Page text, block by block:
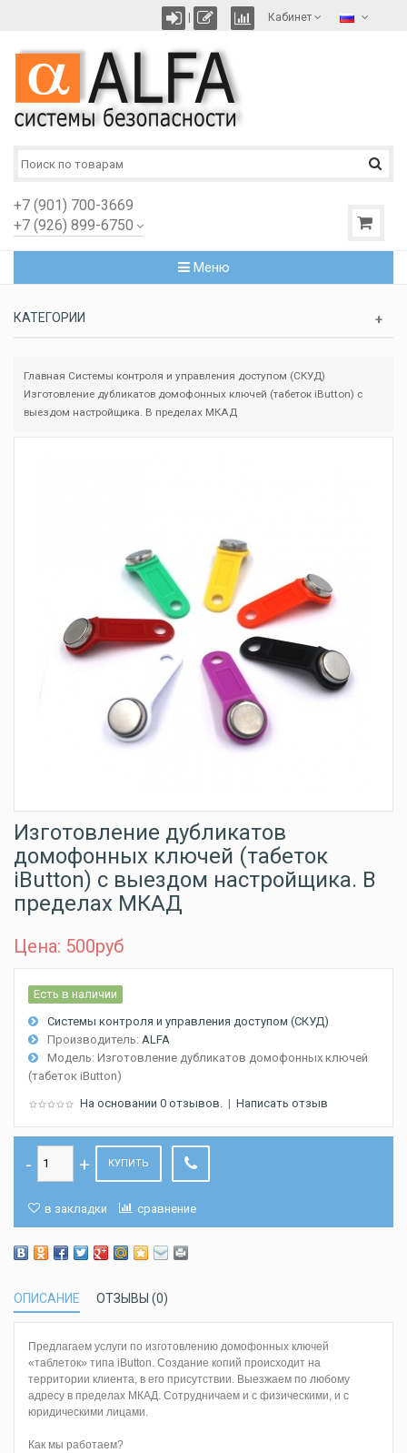
Кабинет
+7 (901) 700-3669
+7 (926) 899-6750
Меню
КАТЕГОРИИ
Главная Системы контроля и управления доступом (СКУД)
Изготовление дубликатов домофонных ключей (табеток iButton) с
выездом настройщика. В пределах МКАД
Изготовление дубликатов
домофонных ключей (табеток
iButton) с выездом настройщика. В
пределах МКАД
Цена: 500руб
Есть в наличии
Системы контроля и управления доступом (СКУД)
Производитель: ALFA
Модель: Изготовление дубликатов домофонных ключей
(табеток iButton)
На основании 0 отзывов. | Написать отзыв
КУПИТЬ
в закладки сравнение
ОПИСАНИЕ ОТЗЫВЫ (0)
Предлагаем услуги по изготовлению домофонных ключей
«таблеток» типа iButton. Создание копий происходит на
территории клиента, в его присутствии. Выезжаем по любому
адресу в пределах МКАД. Сотрудничаем и с физическими, и с
юридическими лицами.
Как мы работаем?